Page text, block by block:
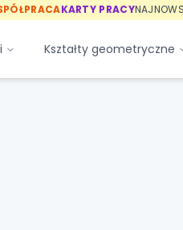
KARTY PRACY
Kształty geometryczne